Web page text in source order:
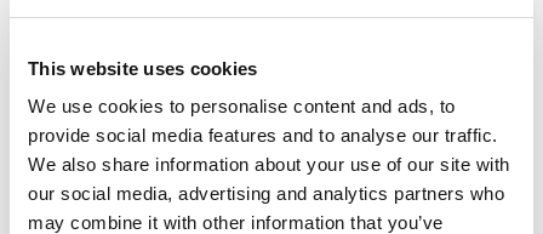
This website uses cookies
We use cookies to personalise content and ads, to
provide social media features and to analyse our traffic.
We also share information about your use of our site with
our social media, advertising and analytics partners who
may combine it with other information that you’ve
per supportare l’impresa ad implementare la propria
dall’Agenzia Delle
Dogane e dei Monopoli e dalle altre Autorità di controllo,
e di sviluppo del commercio estero strutturando
nell’impresa le Best Practice organizzative e formando il
personale in ambito di Trade Compliance e Strategia
doganale.